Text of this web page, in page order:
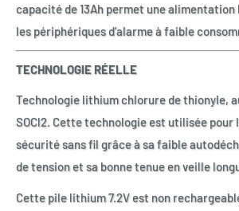
capacité de 13Ah permet une alimentation
les périphériques d’alarme à faible
TECHNOLOGIE RÉELLE
Technologie lithium chlorure de thionyle,
SOCl2. Cette technologie est utilisée pour
sécurité sans fil grâce à sa faible
de tension et sa bonne tenue en veille
Cette pile lithium 7.2V est non